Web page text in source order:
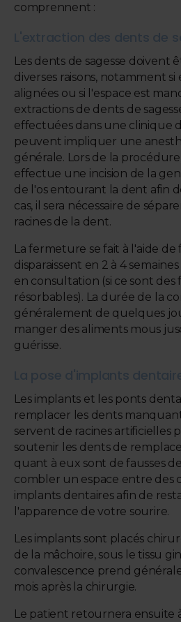
comprennent :
L'extraction des dents de
Les dents de sagesse doivent
diverses raisons, notamment si
alignées ou si l'espace est
extractions de dents de
effectuées dans une clinique
peuvent impliquer une
générale. Lors de la
effectue une incision de la
de l'os entourant la dent afin
cas, il sera nécessaire de
racines de la dent.
La fermeture se fait à l'aide
disparaissent en 2 à 4
en consultation (si ce sont des
résorbables). La durée de la
généralement de quelques
manger des aliments mous
guérisse.
La pose d'implants
Les implants et les ponts
remplacer les dents
servent de racines artificielles
soutenir les dents de
quant à eux sont de fausses
combler un espace entre des
implants dentaires afin de
l'apparence de votre sourire.
Les implants sont placés
de la mâchoire, sous le tissu
convalescence prend
mois après la chirurgie.
Le patient retournera ensuite